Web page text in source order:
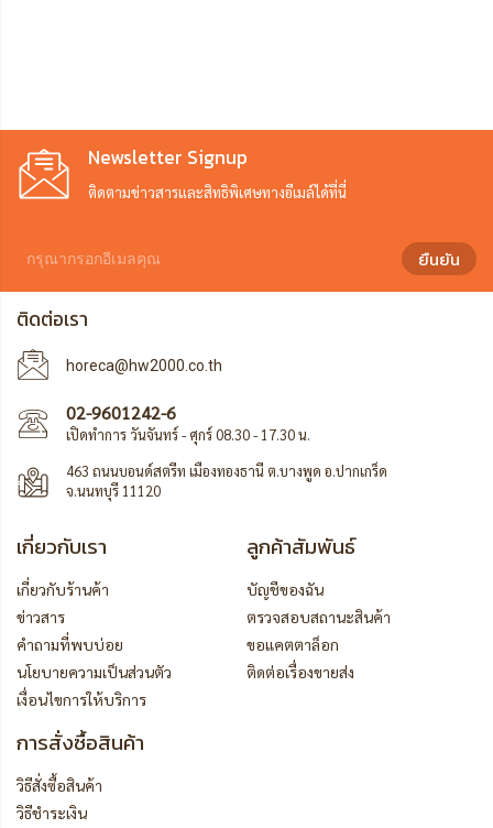
Newsletter Signup
ติดตามข่าวสารและสิทธิพิเศษทางอีเมล์ได้ที่นี่
ยืนยัน
ติดต่อเรา
horeca@hw2000.co.th
02-9601242-6
เปิดทำการ วันจันทร์ - ศุกร์ 08.30 - 17.30 น.
463 ถนนบอนด์สตรีท เมืองทองธานี ต.บางพูด อ.ปากเกร็ด
จ.นนทบุรี 11120
เกี่ยวกับเรา
เกี่ยวกับร้านค้า
ข่าวสาร
คำถามที่พบบ่อย
นโยบายความเป็นส่วนตัว
เงื่อนไขการให้บริการ
ลูกค้าสัมพันธ์
บัญชีของฉัน
ตรวจสอบสถานะสินค้า
ขอแคตตาล็อก
ติดต่อเรื่องขายส่ง
การสั่งซื้อสินค้า
วิธีสั่งซื้อสินค้า
วิธีชำระเงิน